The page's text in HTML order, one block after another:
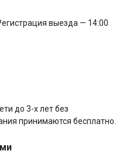
выезда — 14:00
до 3-х лет без
принимаются бесплатно.